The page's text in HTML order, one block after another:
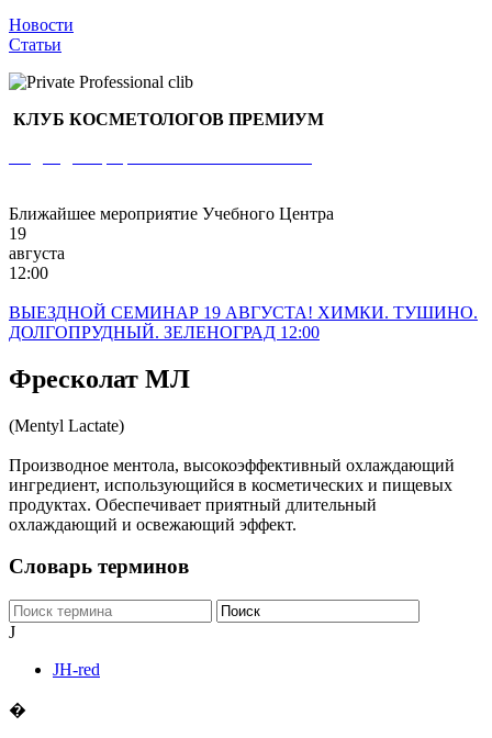
Новости
Статьи
КЛУБ КОСМЕТОЛОГОВ ПРЕМИУМ
Ближайшее мероприятие Учебного Центра
19
августа
12:00
ВЫЕЗДНОЙ СЕМИНАР 19 АВГУСТА! ХИМКИ. ТУШИНО.
ДОЛГОПРУДНЫЙ. ЗЕЛЕНОГРАД 12:00
Фресколат МЛ
(Mentyl Lactate)
Производное ментола, высокоэффективный охлаждающий
ингредиент, использующийся в косметических и пищевых
продуктах. Обеспечивает приятный длительный
охлаждающий и освежающий эффект.
Словарь терминов
J
JH-red
�